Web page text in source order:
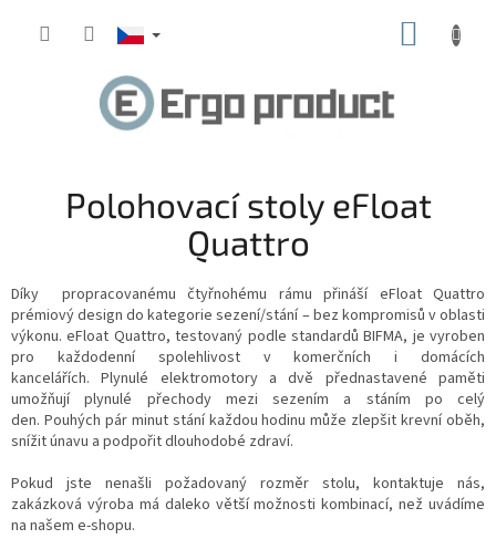
Polohovací stoly eFloat
Quattro
Díky propracovanému čtyřnohému rámu přináší eFloat Quattro
prémiový design do kategorie sezení/stání – bez kompromisů v oblasti
výkonu. eFloat Quattro, testovaný podle standardů BIFMA, je vyroben
pro každodenní spolehlivost v komerčních i domácích
kancelářích.Plynulé elektromotory a dvě přednastavené paměti
umožňují plynulé přechody mezi sezením a stáním po celý
den. Pouhých pár minut stání každou hodinu může zlepšit krevní oběh,
snížit únavu a podpořit dlouhodobé zdraví.
Pokud jste nenašli požadovaný rozměr stolu, kontaktuje nás,
zakázková výroba má daleko větší možnosti kombinací, než uvádíme
na našem e-shopu.